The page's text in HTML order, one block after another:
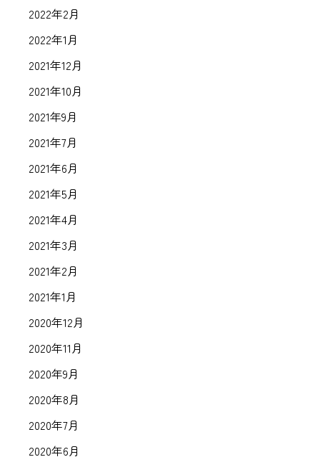
2022年2月
2022年1月
2021年12月
2021年10月
2021年9月
2021年7月
2021年6月
2021年5月
2021年4月
2021年3月
2021年2月
2021年1月
2020年12月
2020年11月
2020年9月
2020年8月
2020年7月
2020年6月